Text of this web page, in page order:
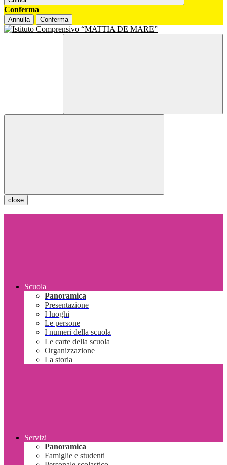
Conferma
Annulla Conferma
close
Scuola
Panoramica
Presentazione
I luoghi
Le persone
I numeri della scuola
Le carte della scuola
Organizzazione
La storia
Servizi
Panoramica
Famiglie e studenti